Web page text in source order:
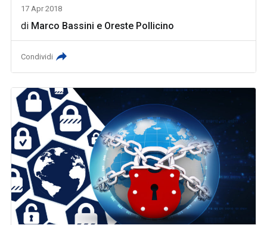
17 Apr 2018
di Marco Bassini e Oreste Pollicino
Condividi